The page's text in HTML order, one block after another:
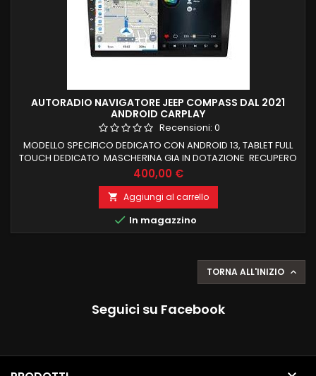
AUTORADIO NAVIGATORE JEEP COMPASS DAL 2021
ANDROID CARPLAY
Recensioni: 0
MODELLO SPECIFICO DEDICATO CON ANDROID 13, TABLET FULL
TOUCH DEDICATO MASCHERINA GIA IN DOTAZIONE RECUPERO
COMANDI AL VOLANTE E FUNZIONI DI BORDO CARPLAY E
ANDROID AUTO WIRELESS INTEGRATI NAVIGATORE OFFLINE E
ONLINE BLUETOOTH X CHIAMATE IN VIVAVOCE RADIO RDS E
CONNESSIONE WIFI PER NAVIGAZIONE INTERNET PROCESSORE
OCTACORE SCHERMO HD NESSUNA MODIFICA X...
Prezzo
400,00 €
 Aggiungi al carrello
 In magazzino
TORNA ALL'INIZIO 
Seguici su Facebook